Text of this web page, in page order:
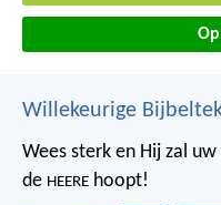
Willekeurige
Wees sterk en Hij zal
de HEERE hoopt!